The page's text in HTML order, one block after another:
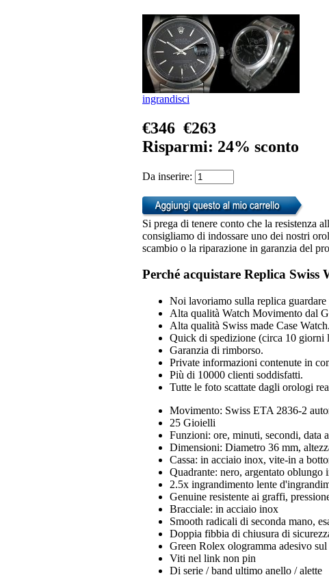
ingrandisci
€346 €263
Risparmi: 24% sconto
Da inserire:
Si prega di tenere conto che la resistenza
consigliamo di indossare uno dei nostri
scambio o la riparazione in garanzia del
Perché acquistare Replica Swiss
Noi lavoriamo sulla replica
Alta qualità Watch Movimento dal
Alta qualità Swiss made Case Watch.
Quick di spedizione (circa 10
Garanzia di rimborso.
Private informazioni contenute in
Più di 10000 clienti soddisfatti.
Tutte le foto scattate dagli orologi
Movimento: Swiss ETA 2836-2
25 Gioielli
Funzioni: ore, minuti, secondi, data
Dimensioni: Diametro 36 mm,
Cassa: in acciaio inox, vite-in a
Quadrante: nero, argentato
2.5x ingrandimento lente
Genuine resistente ai graffi,
Bracciale: in acciaio inox
Smooth radicali di seconda mano,
Doppia fibbia di chiusura di
Green Rolex ologramma adesivo
Viti nel link non pin
Di serie / band ultimo anello / alette